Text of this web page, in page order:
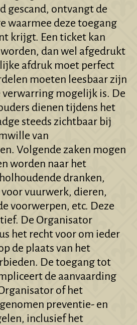
gescand, ontvangt de
waarmee deze toegang
krijgt. Een ticket kan
dan wel afgedrukt
afdruk moet perfect
moeten leesbaar zijn
verwarring mogelijk is. De
dienen tijdens het
steeds zichtbaar bij
van
Volgende zaken mogen
worden naar het
dranken,
vuurwerk, dieren,
voorwerpen, etc. Deze
De Organisator
het recht voor om ieder
de plaats van het
De toegang tot
de aanvaarding
of het
preventie- en
inclusief het